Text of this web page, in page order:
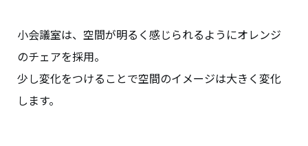
小会議室は、空間が明るく感じられるようにオレンジ
のチェアを採用。
少し変化をつけることで空間のイメージは大きく変化
します。